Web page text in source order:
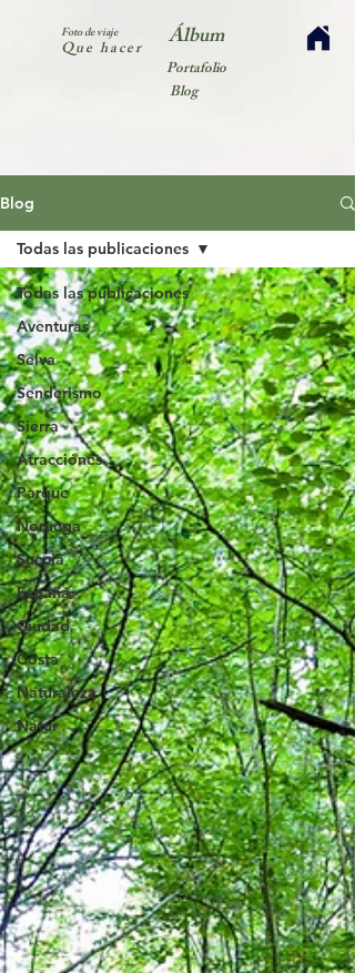
Foto de viaje
Que hacer Álbum
Portafolio
Blog
Blog
Todas las publicaciones
Aventuras
Selva
Senderismo
Sierra
Atracciónes
Parque
Noruega
Suecia
España
Ciudad
Costa
Naturaleza
Natur
Todas las publicaciones